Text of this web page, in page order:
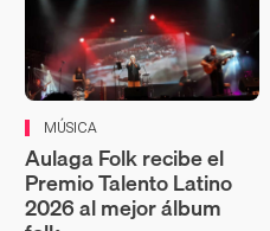
MÚSICA
Aulaga Folk recibe el
Premio Talento Latino
2026 al mejor álbum